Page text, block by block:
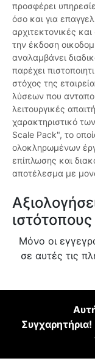
προσφέρει
όσο και για
αρχιτεκτονικές
την έκδοση
αναλαμβάνει
παρέχει
στόχος της
λύσεων που
λειτουργικές
χαρακτηριστικό
Scale Pack", το
ολοκληρωμένων
επίπλωσης και
αποτέλεσμα με
ιστότοπους
Μόνο οι
σε αυτές τις
Συγχαρητήρια!